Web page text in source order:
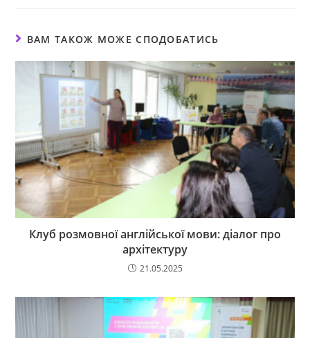
ВАМ ТАКОЖ МОЖЕ СПОДОБАТИСЬ
Клуб розмовної англійської мови: діалог про
архітектуру
21.05.2025